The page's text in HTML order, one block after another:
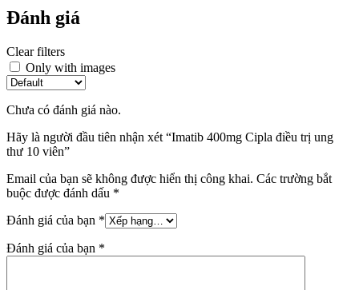
Đánh giá
Clear filters
Only with images
Chưa có đánh giá nào.
Hãy là người đầu tiên nhận xét “Imatib 400mg Cipla điều trị ung
thư 10 viên”
Email của bạn sẽ không được hiển thị công khai. Các trường bắt
buộc được đánh dấu *
Đánh giá của bạn *
Đánh giá của bạn *